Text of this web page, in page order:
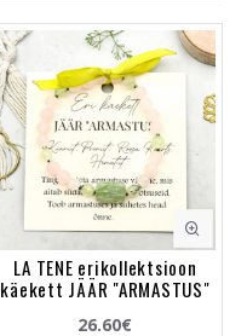
LA TENE erikollektsioon
käekett JÄÄR "ARMASTUS"
26.60€